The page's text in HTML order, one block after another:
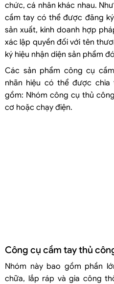
chức, cá nhân khác nhau.
cầm tay có thể được đăng
sản xuất, kinh doanh hợp
xác lập quyền đối với tên
ký hiệu nhận diện sản phẩm
Các sản phẩm công cụ
nhãn hiệu có thể được chia
gồm: Nhóm công cụ thủ
cơ hoặc chạy điện.
Công cụ cầm tay thủ
Nhóm này bao gồm phần
chữa, lắp ráp và gia công